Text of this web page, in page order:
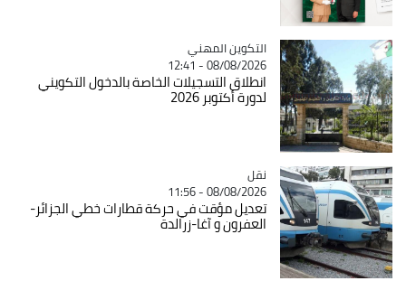
Catégorie
التكوين المهني
08/08/2026 - 12:41
انطلاق التسجيلات الخاصة بالدخول التكويني
لدورة أكتوبر 2026
Catégorie
نقل
08/08/2026 - 11:56
تعديل مؤقت في حركة قطارات خطي الجزائر-
العفرون و آغا-زرالدة